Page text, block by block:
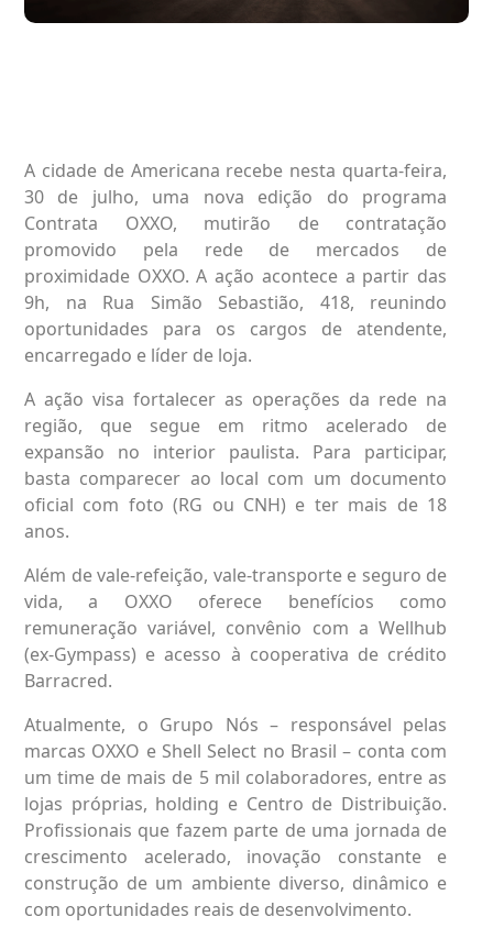
A cidade de Americana recebe nesta quarta-feira,
30 de julho, uma nova edição do programa
Contrata OXXO, mutirão de contratação
promovido pela rede de mercados de
proximidade OXXO. A ação acontece a partir das
9h, na Rua Simão Sebastião, 418, reunindo
oportunidades para os cargos de atendente,
encarregado e líder de loja.
A ação visa fortalecer as operações da rede na
região, que segue em ritmo acelerado de
expansão no interior paulista. Para participar,
basta comparecer ao local com um documento
oficial com foto (RG ou CNH) e ter mais de 18
anos.
Além de vale-refeição, vale-transporte e seguro de
vida, a OXXO oferece benefícios como
remuneração variável, convênio com a Wellhub
(ex-Gympass) e acesso à cooperativa de crédito
Barracred.
Atualmente, o Grupo Nós – responsável pelas
marcas OXXO e Shell Select no Brasil – conta com
um time de mais de 5 mil colaboradores, entre as
lojas próprias, holding e Centro de Distribuição.
Profissionais que fazem parte de uma jornada de
crescimento acelerado, inovação constante e
construção de um ambiente diverso, dinâmico e
com oportunidades reais de desenvolvimento.